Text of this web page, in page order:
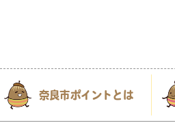
奈良市ポイントとは